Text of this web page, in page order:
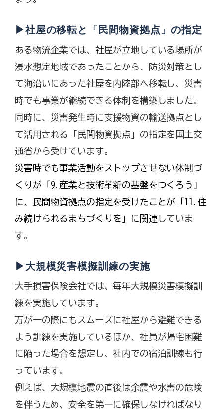
▶社屋の移転と「民間物資拠点」の指定
ある物流企業では、社屋が立地している場所が
浸水想定地域であったことから、防災対策とし
て海沿いにあった社屋を内陸部へ移転し、災害
時でも事業が継続できる体制を構築しました。
同時に、災害発生時に支援物資の輸送拠点とし
て活用される「民間物資拠点」の指定を国土交
通省から受けています。
災害時でも事業活動をストップさせない体制づ
くりが「9.産業と技術革新の基盤をつくろう」
に、民間物資拠点の指定を受けたことが「11.住
み続けられるまちづくりを」に関連していま
す。
▶大規模災害模擬訓練の実施
大手損害保険会社では、毎年大規模災害模擬訓
練を実施しています。
万が一の際にもスムーズに社屋から避難できる
よう訓練を実施しているほか、社員が帰宅困難
に陥った場合を想定し、社内での宿泊訓練も行
っています。
例えば、大規模地震の直後は余震や水害の危険
を伴うため、安全を第一に確保しなければなり